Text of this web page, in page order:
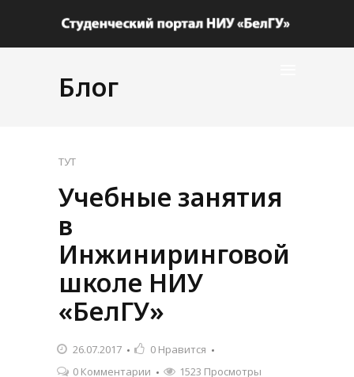
Блог
ТУТ
Учебные занятия
в
Инжиниринговой
школе НИУ
«БелГУ»
26.07.2017 0 Нравится
0 Комментарии
1523 Просмотры